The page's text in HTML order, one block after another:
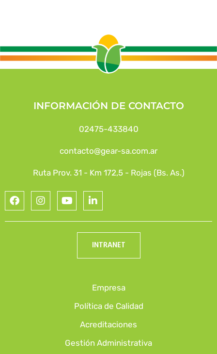
INFORMACIÓN DE CONTACTO
02475-433840
contacto@gear-sa.com.ar
Ruta Prov. 31 - Km 172,5 - Rojas (Bs. As.)
INTRANET
Empresa
Política de Calidad
Acreditaciones
Gestión Administrativa